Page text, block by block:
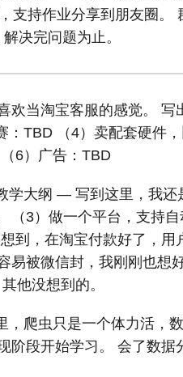
支持作业分享到朋友圈。
决完问题为止。
欢当淘宝客服的感觉。
：TBD （4）卖配套硬件
6）广告：TBD
学大纲 — 写到这里，我
（3）做一个平台，支持
到，在淘宝付款好了，
易被微信封，我刚刚也想
他没想到的。
爬虫只是一个体力活，
阶段开始学习。 会了数据